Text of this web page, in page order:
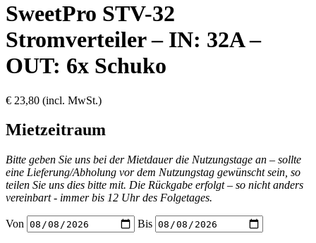
SweetPro STV-32
Stromverteiler – IN: 32A –
OUT: 6x Schuko
€ 23,80 (incl. MwSt.)
Mietzeitraum
Bitte geben Sie uns bei der Mietdauer die Nutzungstage an – sollte
eine Lieferung/Abholung vor dem Nutzungstag gewünscht sein, so
teilen Sie uns dies bitte mit. Die Rückgabe erfolgt – so nicht anders
vereinbart - immer bis 12 Uhr des Folgetages.
Von Bis